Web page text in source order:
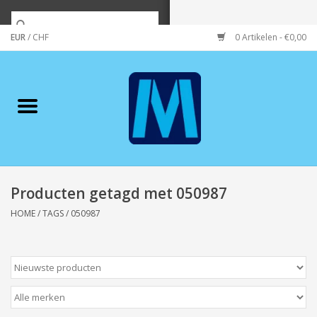
EUR/ CHF 0 Artikelen - €0,00
Merken
Wonen/koken/huishouden
Wenskaarten
Zeeuws/Streek
Producten getagd met 050987
HOME/TAGS/ 050987